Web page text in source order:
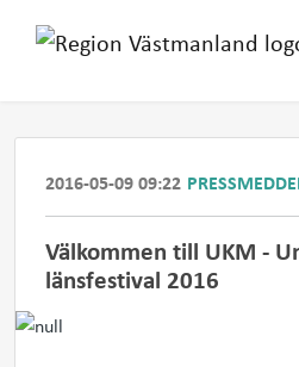
2016-05-09 09:22
​Välkommen till UKM -
länsfestival 2016